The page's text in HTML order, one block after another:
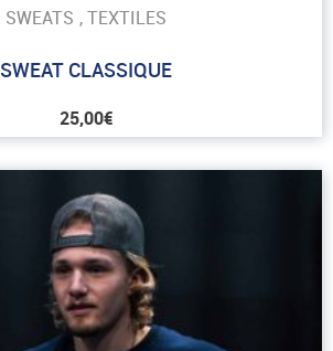
SWEATS ,TEXTILES
SWEAT CLASSIQUE
25,00€